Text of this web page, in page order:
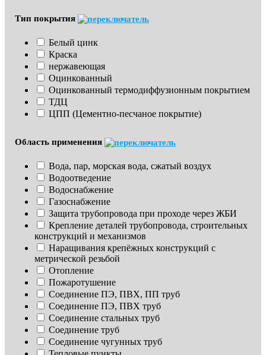
Тип покрытия
Белый цинк
Краска
нержавеющая
Оцинкованный
Оцинкованный термодиффузионным покрытием
ТДЦ
ЦПП (Цементно-песчаное покрытие)
Область применения
Вода, пар, морская вода, сжатый воздух
Водоотведение
Водоснабжение
Газоснабжение
Защита трубопровода при проходе через ЖБИ
Крепление деталей трубопровода, строительных
конструкций и механизмов
Наращивания крепёжных конструкций с
метрической резьбой
Отопление
Пожаротушение
Соединение ПЭ, ПВХ, ПП труб
Соединение ПЭ, ПВХ труб
Соединение стальных труб
Соединение труб
Соединение чугунных труб